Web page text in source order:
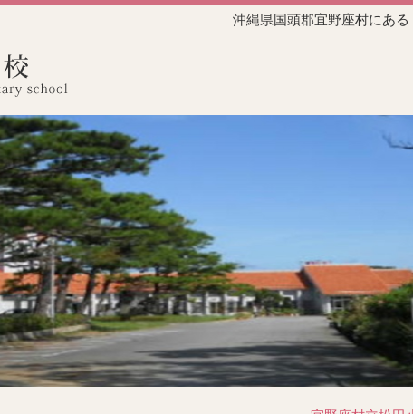
沖縄県国頭郡宜野座村にあ